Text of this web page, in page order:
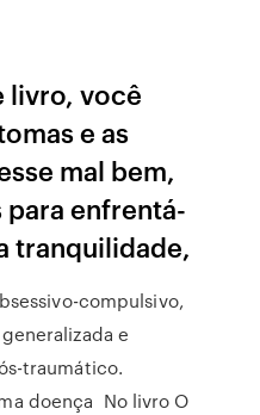
livro, você
e as
mal bem,
enfrentá-
tranquilidade,
compulsivo,
e
traumático.
doença No livro O